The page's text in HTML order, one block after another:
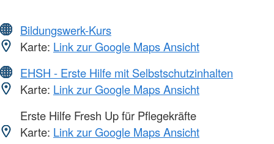
Bildungswerk-Kurs
Karte: Link zur Google Maps Ansicht
EHSH - Erste Hilfe mit Selbstschutzinhalten
Karte: Link zur Google Maps Ansicht
Erste Hilfe Fresh Up für Pflegekräfte
Karte: Link zur Google Maps Ansicht